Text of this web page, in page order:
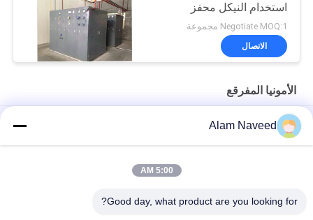
استخدام النيكل محفز
Negotiate MOQ:1 مجموعة
الاتصال
الأمونيا المفرقع
مصنع كراكير الأمونيا إنتاج الهيدروجين، للخط العائم الزجاجي، صناعة
الصلب
Alam Naveed
5:00 AM
Good day, what product are you looking for?